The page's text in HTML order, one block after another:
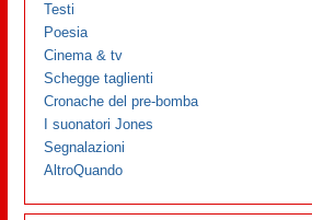
Testi
Poesia
Cinema & tv
Schegge taglienti
Cronache del pre-bomba
I suonatori Jones
Segnalazioni
AltroQuando